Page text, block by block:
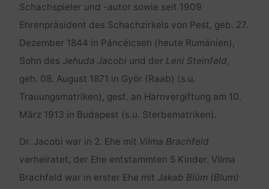
Schachspieler und -autor sowie seit 1909
Ehrenpräsident des Schachzirkels von Pest, geb. 27.
Dezember 1844 in Páncélcseh (heute Rumänien),
Sohn des Jehuda Jacobi und der Leni Steinfeld,
geh. 08. August 1871 in Györ (Raab) (s.u.
Trauungsmatriken), gest. an Harnvergiftung am 10.
März 1913 in Budapest (s.u. Sterbematriken).
Dr. Jacobi war in 2. Ehe mit Vilma Brachfeld
verheiratet, der Ehe entstammten 5 Kinder. Vilma
Brachfeld war in erster Ehe mit Jakab Blüm (Blum)